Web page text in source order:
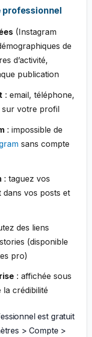
professionnel
(Instagram
de
d’activité,
publication
: email, téléphone,
sur votre profil
: impossible de
sans compte
: taguez vos
dans vos posts et
des liens
(disponible
pro)
: affichée sous
crédibilité
est gratuit
> Compte >